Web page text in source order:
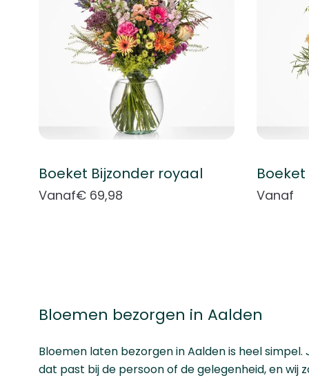
Boeket Bijzonder royaal
Vanaf€ 69,98 Vanaf
Bloemen bezorgen in Aalden
Bloemen laten bezorgen in Aalden is heel
dat past bij de persoon of de gelegenheid, en wij